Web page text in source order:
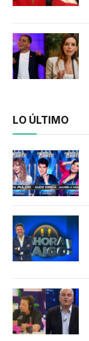
LO ÚLTIMO